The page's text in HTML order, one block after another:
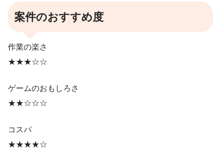
案件のおすすめ度
作業の楽さ
★★★☆☆
ゲームのおもしろさ
★★☆☆☆
コスパ
★★★★☆